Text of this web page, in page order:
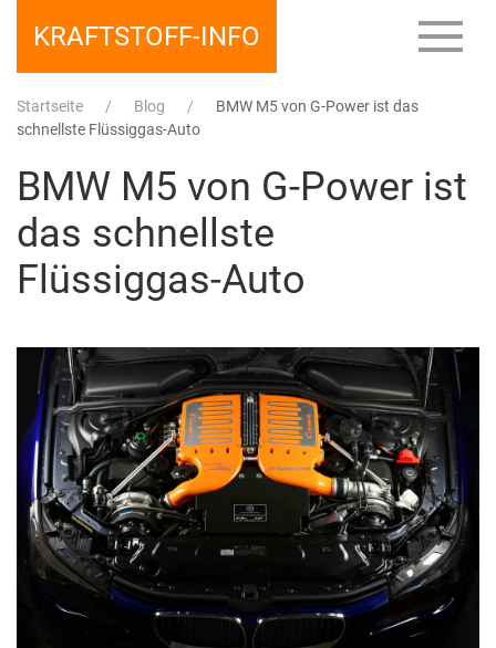
KRAFTSTOFF-INFO
Startseite Blog
BMW M5 von G-Power ist das
schnellste Flüssiggas-Auto
BMW M5 von G-Power ist
das schnellste
Flüssiggas-Auto